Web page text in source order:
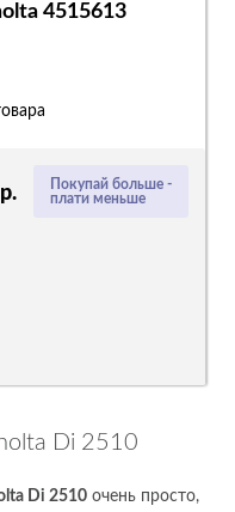
Покупай больше -
плати меньше
р.
4515613
Di 2510
Di 2510 очень просто,